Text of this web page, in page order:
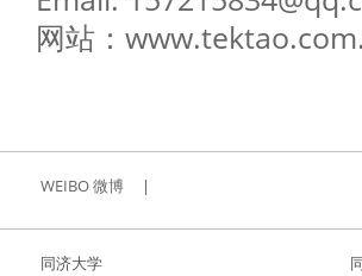
网站：
WEIBO 微博 |
同济大学